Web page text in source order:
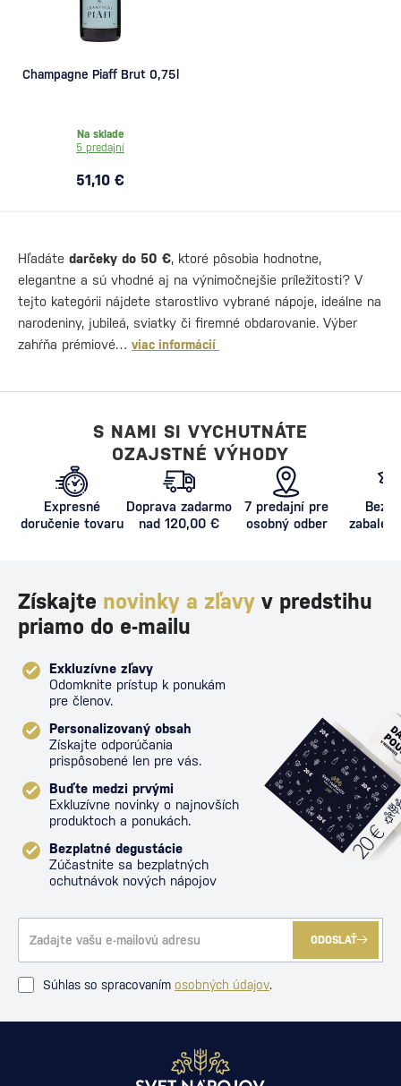
Champagne Piaff Brut 0,75l
Na sklade
5 predajní
51,10 €
Hľadáte darčeky do 50 €, ktoré pôsobia hodnotne,
elegantne a sú vhodné aj na výnimočnejšie príležitosti? V
tejto kategórii nájdete starostlivo vybrané nápoje, ideálne na
narodeniny, jubileá, sviatky či firemné obdarovanie. Výber
zahŕňa prémiové… viac informácií
S NAMI SI VYCHUTNÁTE
OZAJSTNÉ VÝHODY
Expresné
doručenie tovaru
Doprava zadarmo
nad 120,00 €
7 predajní pre
osobný odber
Získajte novinky a zľavy v predstihu
priamo do e-mailu
Exkluzívne zľavy
Odomknite prístup k ponukám
pre členov.
Personalizovaný obsah
Získajte odporúčania
prispôsobené len pre vás.
Buďte medzi prvými
Exkluzívne novinky o najnovších
produktoch a ponukách.
Bezplatné degustácie
Zúčastnite sa bezplatných
ochutnávok nových nápojov
ODOSLAŤ
Súhlas so spracovaním osobných údajov.